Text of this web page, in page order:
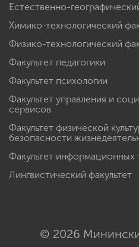
Естественно-
Химико-технологический
Физико-технологический
Факультет педагогики
Факультет психологии
Факультет управления и
сервисов
Факультет физической
безопасности
Факультет информационных
Лингвистический факультет
© 2026